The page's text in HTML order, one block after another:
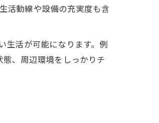
活動線や設備の充実度も含
生活が可能になります。例
、周辺環境をしっかりチ